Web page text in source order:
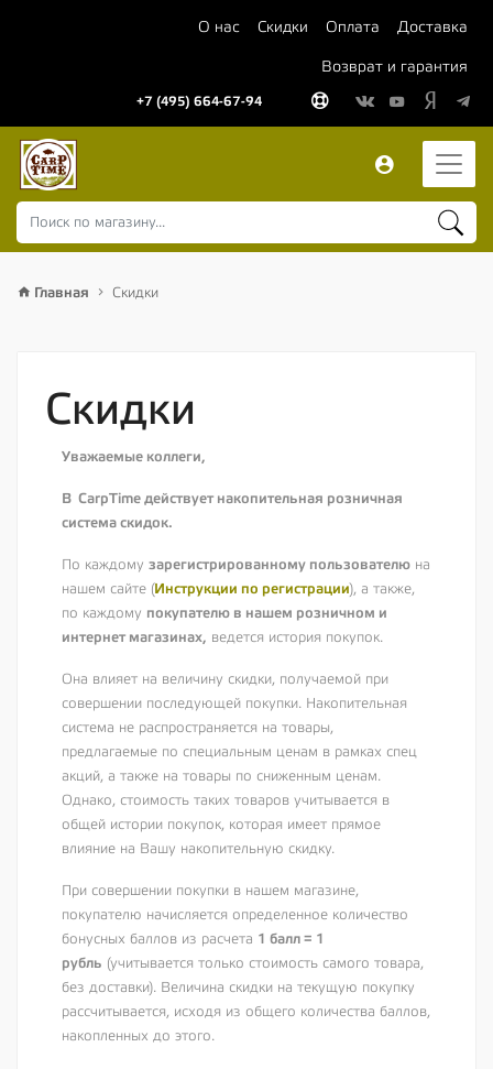
О нас Скидки Оплата Доставка
Возврат и гарантия
+7 (495) 664-67-94
Главная Скидки
Скидки
Уважаемые коллеги,
В CarpTime действует накопительная розничная
система скидок.
По каждому зарегистрированному пользователю на
нашем сайте (Инструкции по регистрации), а также,
по каждому покупателю в нашем розничном и
интернет магазинах, ведется история покупок.
Она влияет на величину скидки, получаемой при
совершении последующей покупки. Накопительная
система не распространяется на товары,
предлагаемые по специальным ценам в рамках спец
акций, а также на товары по сниженным ценам.
Однако, стоимость таких товаров учитывается в
общей истории покупок, которая имеет прямое
влияние на Вашу накопительную скидку.
При совершении покупки в нашем магазине,
покупателю начисляется определенное количество
бонусных баллов из расчета 1 балл = 1
рубль (учитывается только стоимость самого товара,
без доставки). Величина скидки на текущую покупку
рассчитывается, исходя из общего количества баллов,
накопленных до этого.